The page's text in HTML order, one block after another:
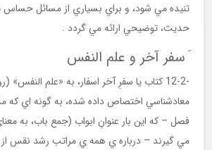
تنيده مي شود، و براي بسياري از مسائل حساس
حديث، توضيحي ارائه مي گردد .
َ سفر آخر و علم النفس
-12-2 كتاب يا سفرِ آخر اسفار، به «علم
معادشناسي اختصاص داده شده، به گونه اي كه
فصل – كه اين بار عنوانِ ابواب (جمع باب، به
مي گيرند – درباره ي همه ي مراتب رشد نقس